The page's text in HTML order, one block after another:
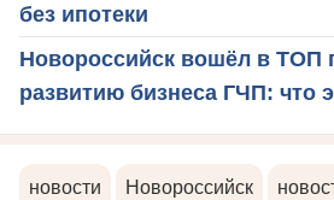
без ипотеки
Новороссийск вошёл в ТОП
развитию бизнеса ГЧП: что
новости Новороссийск